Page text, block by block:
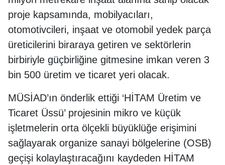
proje kapsamında, mobilyacıları,
otomotivcileri, inşaat ve otomobil yedek parça
üreticilerini biraraya getiren ve sektörlerin
birbiriyle güçbirliğine gitmesine imkan veren 3
bin 500 üretim ve ticaret yeri olacak.
MÜSİAD’ın önderlik ettiği ‘HİTAM Üretim ve
Ticaret Üssü’ projesinin mikro ve küçük
işletmelerin orta ölçekli büyüklüğe erişimini
sağlayarak organize sanayi bölgelerine (OSB)
geçişi kolaylaştıracağını kaydeden HİTAM